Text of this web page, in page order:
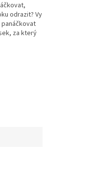
odrazit? Vy
za který